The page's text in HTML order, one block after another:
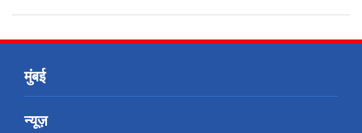
मुंबई
न्यूज़